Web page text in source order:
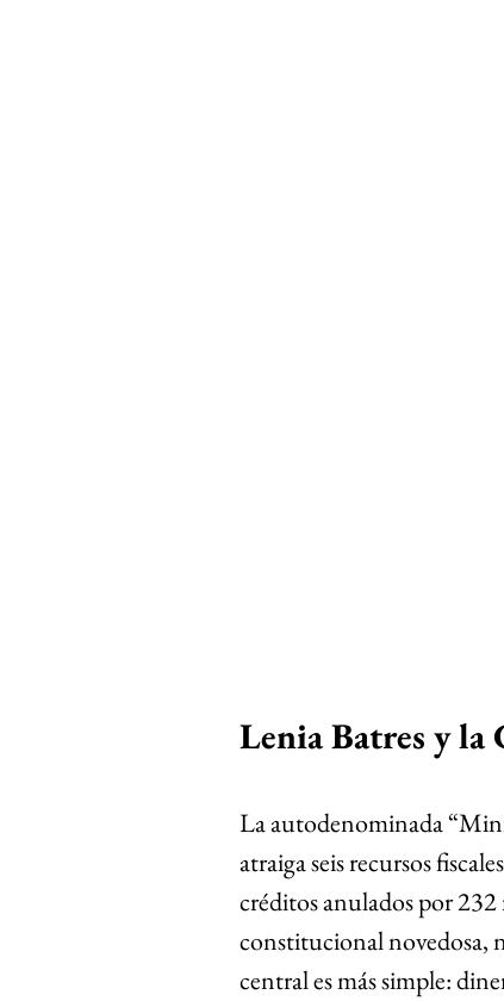
Lenia Batres y
La autodenominada
atraiga seis recursos
créditos anulados por
constitucional novedosa,
central es más simple: